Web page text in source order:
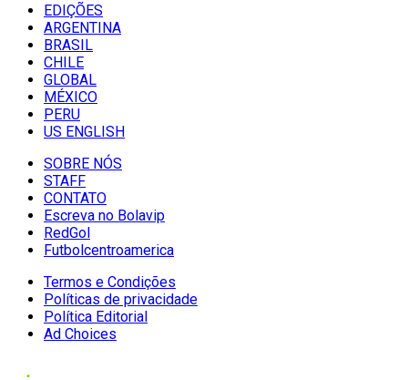
EDIÇÕES
ARGENTINA
BRASIL
CHILE
GLOBAL
MÉXICO
PERU
US ENGLISH
SOBRE NÓS
STAFF
CONTATO
Escreva no Bolavip
RedGol
Futbolcentroamerica
Termos e Condições
Políticas de privacidade
Política Editorial
Ad Choices